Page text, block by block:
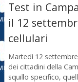
Test in
il 12
cellulari
Martedì 12
dei cittadini della
squillo specifico,